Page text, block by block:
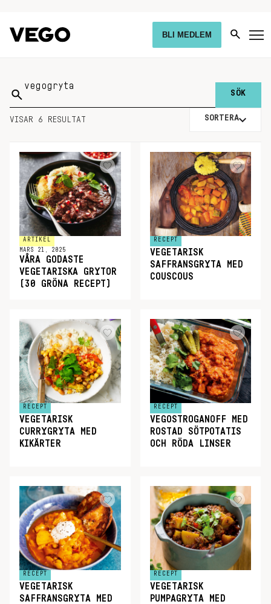
BLI MEDLEM
Sök
på:
VISAR 6 RESULTAT SORTERA
ARTIKEL
MARS 21, 2025
VÅRA GODASTE
VEGETARISKA GRYTOR
(30 GRÖNA RECEPT)
RECEPT
VEGETARISK
SAFFRANSGRYTA MED
COUSCOUS
RECEPT
VEGETARISK
CURRYGRYTA MED
KIKÄRTER
RECEPT
VEGOSTROGANOFF MED
ROSTAD SÖTPOTATIS
OCH RÖDA LINSER
RECEPT
VEGETARISK
SAFFRANSGRYTA MED
RECEPT
VEGETARISK
PUMPAGRYTA MED